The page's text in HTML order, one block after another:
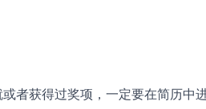
者获得过奖项，一定要在简历中